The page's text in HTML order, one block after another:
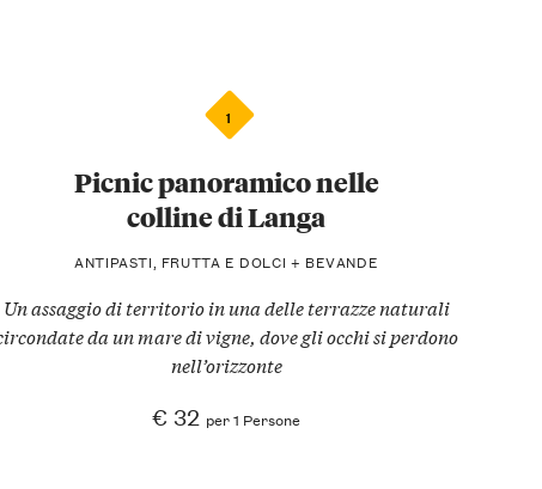
1
Picnic panoramico nelle
colline di Langa
ANTIPASTI, FRUTTA E DOLCI + BEVANDE
Un assaggio di territorio in una delle terrazze naturali
da un mare di vigne, dove gli occhi si perdono
nell’orizzonte
€ 32 per 1 Persone